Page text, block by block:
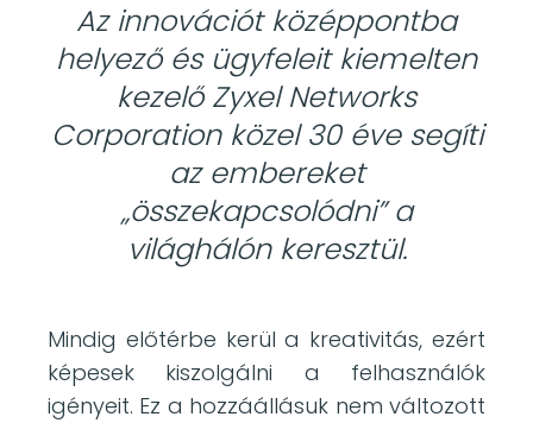
Az innovációt középpontba
helyező és ügyfeleit kiemelten
kezelő Zyxel Networks
Corporation közel 30 éve segíti
az embereket
„összekapcsolódni” a
világhálón keresztül.
Mindig előtérbe kerül a kreativitás, ezért
képesek kiszolgálni a felhasználók
igényeit. Ez a hozzáállásuk nem változott